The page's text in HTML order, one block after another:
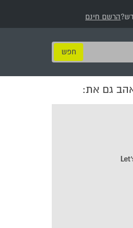
הרשם חינם
חיפוש
שיר
/
זמרגם את: